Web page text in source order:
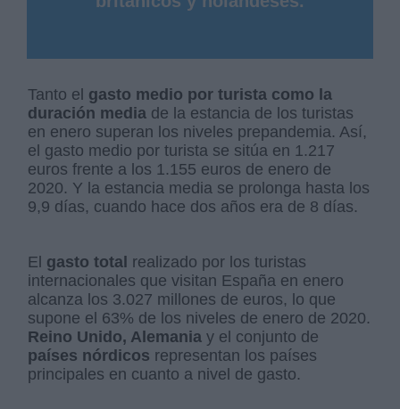
Tanto el gasto medio por turista como la
duración media de la estancia de los turistas
en enero superan los niveles prepandemia. Así,
el gasto medio por turista se sitúa en 1.217
euros frente a los 1.155 euros de enero de
2020. Y la estancia media se prolonga hasta los
9,9 días, cuando hace dos años era de 8 días.
El gasto total realizado por los turistas
internacionales que visitan España en enero
alcanza los 3.027 millones de euros, lo que
supone el 63% de los niveles de enero de 2020.
Reino Unido, Alemania y el conjunto de
países nórdicos representan los países
principales en cuanto a nivel de gasto.